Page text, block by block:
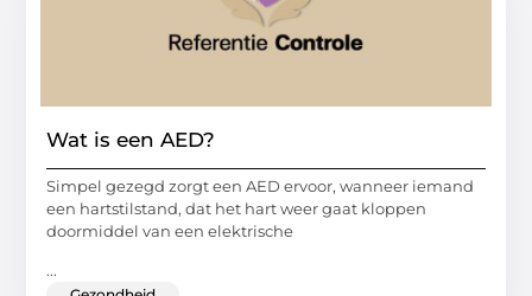
Wat is een AED?
Simpel gezegd zorgt een AED ervoor, wanneer iemand
een hartstilstand, dat het hart weer gaat kloppen
doormiddel van een elektrische
...